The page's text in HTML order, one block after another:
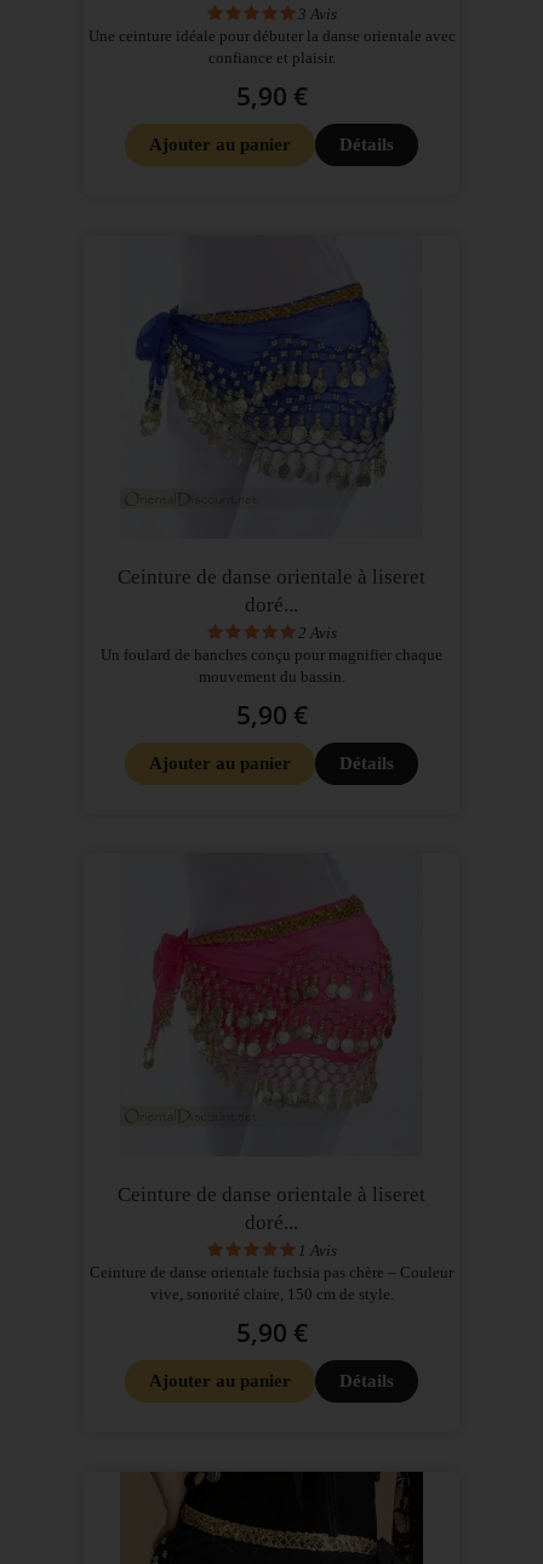
3 Avis
Une ceinture idéale pour débuter la danse orientale avec
confiance et plaisir.
5,90 €
Ajouter au panier Détails
Ceinture de danse orientale à liseret
doré...
2 Avis
Un foulard de hanches conçu pour magnifier chaque
mouvement du bassin.
5,90 €
Ajouter au panier Détails
Ceinture de danse orientale à liseret
doré...
1 Avis
Ceinture de danse orientale fuchsia pas chère – Couleur
vive, sonorité claire, 150 cm de style.
5,90 €
Ajouter au panier Détails